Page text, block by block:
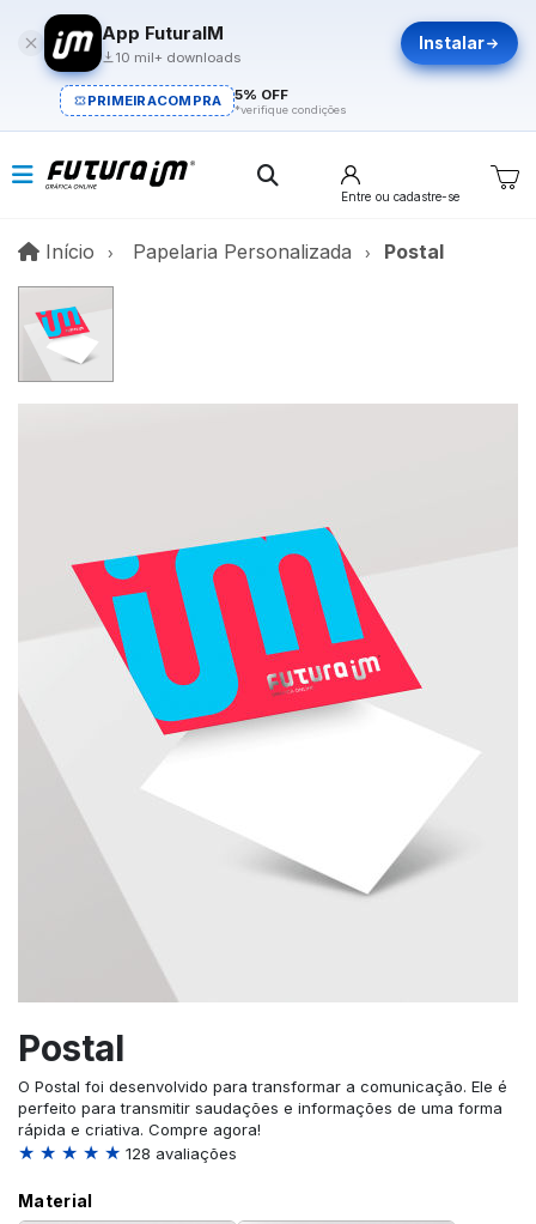
App FuturaIM
10 mil+ downloads
Instalar
PRIMEIRACOMPRA 5% OFF
*verifique condições
Entre ou cadastre-se
Início InícioPapelaria Personalizada Postal
Postal
O Postal foi desenvolvido para transformar a comunicação. Ele é
perfeito para transmitir saudações e informações de uma forma
rápida e criativa. Compre agora!
★ ★ ★ ★ ★ 128 avaliações
Material